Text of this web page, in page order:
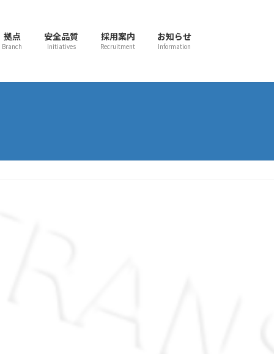
拠点
Branch
安全品質
Initiatives
採用案内
Recruitment
お知らせ
Information